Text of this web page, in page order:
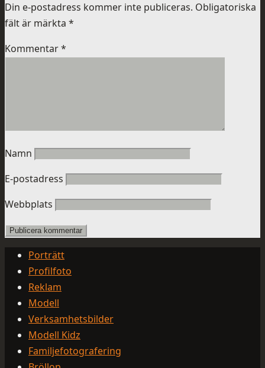
Din e-postadress kommer inte publiceras. Obligatoriska
fält är märkta *
Kommentar*
Namn
E-postadress
Webbplats
Porträtt
Profilfoto
Reklam
Modell
Verksamhetsbilder
Modell Kidz
Familjefotografering